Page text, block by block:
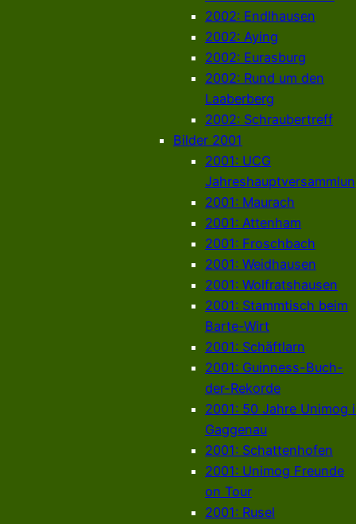
2002: Endlhausen
2002: Aying
2002: Eurasburg
2002: Rund um den
Laaberberg
2002: Schraubertreff
Bilder 2001
2001: UCG
2001: Maurach
2001: Attenham
2001: Froschbach
2001: Weidhausen
2001: Wolfratshausen
2001: Stammtisch beim
Barte-Wirt
2001: Schäftlarn
2001: Guinness-Buch-
der-Rekorde
2001: 50 Jahre Unimog
Gaggenau
2001: Schattenhofen
2001: Unimog Freunde
on Tour
2001: Rusel